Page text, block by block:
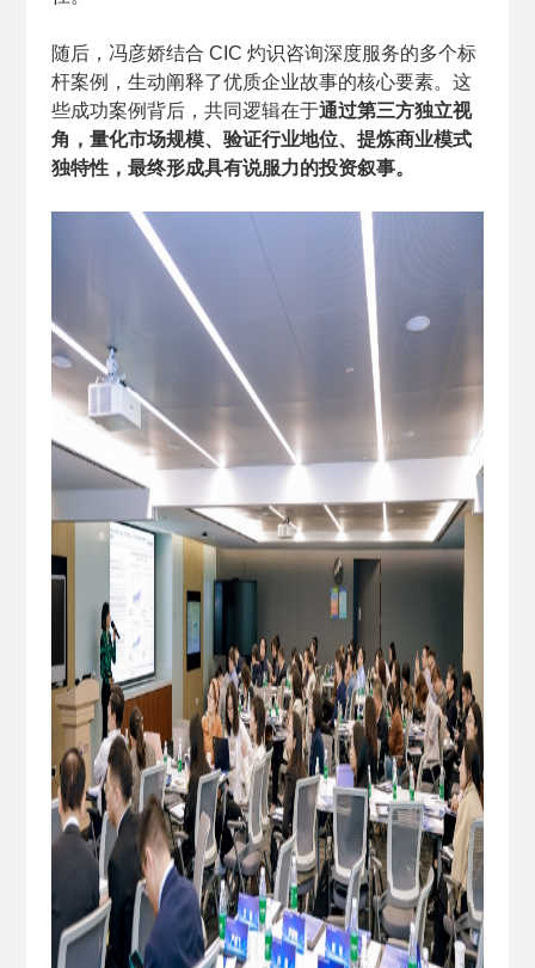
随后，冯彦娇结合 CIC 灼识咨询深度服务的多个标
杆案例，生动阐释了优质企业故事的核心要素。这
些成功案例背后，共同逻辑在于通过第三方独立视
角，量化市场规模、验证行业地位、提炼商业模式
独特性，最终形成具有说服力的投资叙事。